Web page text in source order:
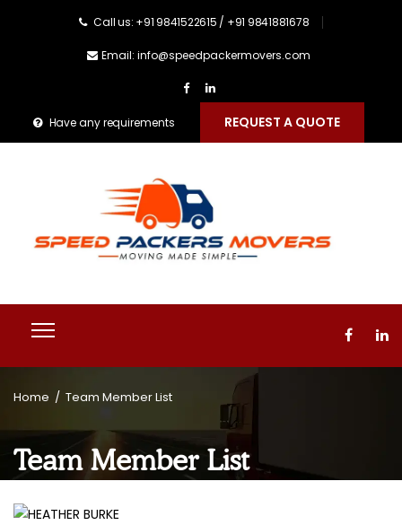
Call us: +91 9841522615 / +91 9841881678
Email: info@speedpackermovers.com
Have any requirements REQUEST A QUOTE
Home / Team Member List
Team Member List